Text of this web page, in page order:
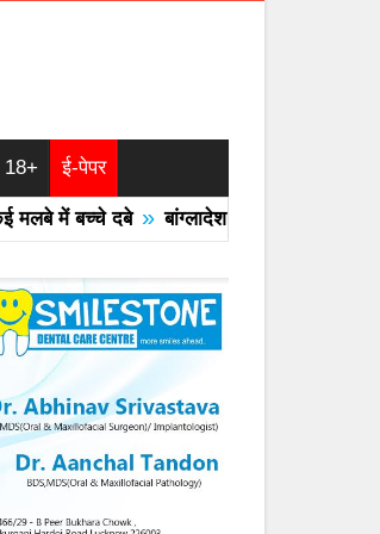
18+ ई-पेपर
में बच्चे दबे » बांग्लादेश का एयरफोर्स का F -7